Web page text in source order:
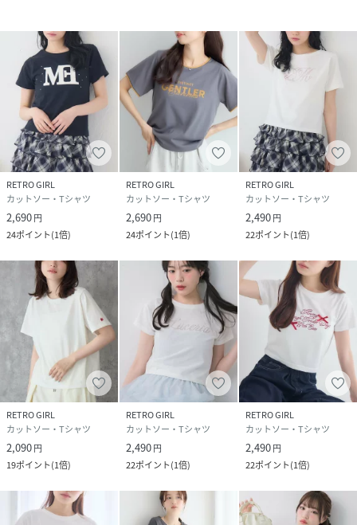
品番：RS657111B006 /品名：発砲プリントTEE
性別タイプ レディース
原産国 中国製
素材
本体：ポリエステル65% 綿35% リブ部分：
ポリエステル63% 綿33% ポリウレタン4%
品番
RV2149_RS657111B006
(RS657111B006-09-07 RV2149)
RETRO GIRL
カットソー・Tシャツ
2,690円
24ポイント(1倍)
RETRO GIRL
カットソー・Tシャツ
2,690円
24ポイント(1倍)
RETRO GIRL
カットソー・Tシャツ
2,490円
22ポイント(1倍)
RETRO GIRL
カットソー・Tシャツ
2,090円
19ポイント(1倍)
RETRO GIRL
カットソー・Tシャツ
2,490円
22ポイント(1倍)
RETRO GIRL
カットソー・Tシャツ
2,490円
22ポイント(1倍)